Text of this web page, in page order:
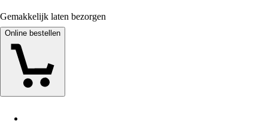
Gemakkelijk laten bezorgen
Online bestellen